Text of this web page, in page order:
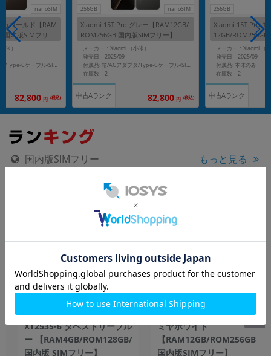
nanoSIM
ゴールド【RAM
国内版SIMフリ
米）
付属品: 箱/ACアダプタ/Type-Cケーブル/SIM取り出しピン/ソフトケース/クイックガイド
82,800 円 (税込)
256GB nanoSIM
Xiaomi 15T Pro グレー【RAM12GB/
ROM256GB 国内版SIMフリー】
メーカー：Xiaomi （小米）
発売日：2025/09
付属品: 箱/ACアダプタ/Type-Cケーブル/SIM取り出しピン/ソフトケース/クイックガイド
在庫数：2
中古Aランク 82,800 円 (税込)
256GB
Xiaomi 15T Pro モ
12GB/ROM256GB
ー】
メーカー：Xiaomi （
発売日：2025/09
付属品: 本体のみ
在庫数：2
中古Aランク
国内版SIMフリー もっと見る
motorola moto g06
XT2535-6 タペストリーブル
ー 【RAM4GB/ROM128GB/
国内版 SIMフリー】
AQUOS R10 SH-M31 カシ
ミヤホワイト
【RAM12GB/ROM256GB
国内版SIMフリー】